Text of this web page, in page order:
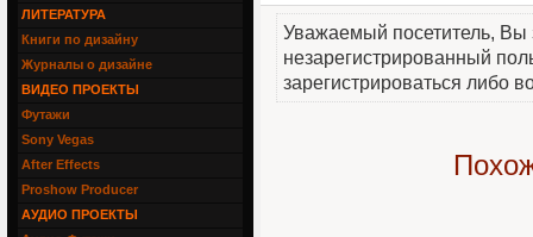
Уважаемый посетитель, Вы
незарегистрированный
зарегистрироваться либо
ЛИТЕРАТУРА
Книги по дизайну
Журналы о дизайне
ВИДЕО ПРОЕКТЫ
Футажи
Sony Vegas
After Effects
Proshow Producer
АУДИО ПРОЕКТЫ